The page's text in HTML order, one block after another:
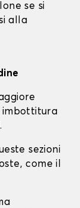
se si
alla
imbottitura
sezioni
come il